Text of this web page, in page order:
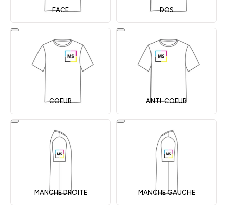
FACE DOS
COEUR ANTI-COEUR
MANCHE DROITE MANCHE GAUCHE